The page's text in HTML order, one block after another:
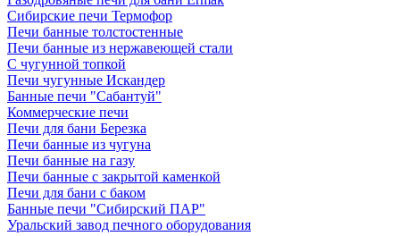
Сибирские печи Термофор
Печи банные толстостенные
Печи банные из нержавеющей стали
С чугунной топкой
Печи чугунные Искандер
Банные печи "Сабантуй"
Коммерческие печи
Печи для бани Березка
Печи банные из чугуна
Печи банные на газу
Печи банные с закрытой каменкой
Печи для бани с баком
Банные печи "Сибирский ПАР"
Уральский завод печного оборудования